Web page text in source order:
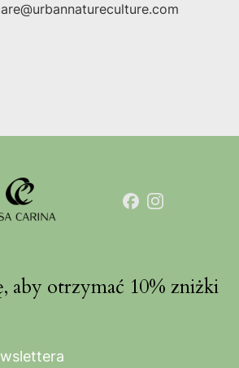
aby otrzymać 10% zniżki